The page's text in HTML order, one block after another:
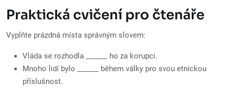
Praktická cvičení pro čtenáře
Vyplňte prázdná místa správným slovem:
Vláda se rozhodla ______ ho za korupci.
Mnoho lidí bylo ______ během války pro svou etnickou
příslušnost.